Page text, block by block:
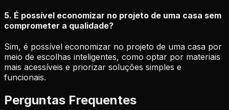
5. É possível economizar no projeto de uma casa sem
comprometer a qualidade?
Sim, é possível economizar no projeto de uma casa por
meio de escolhas inteligentes, como optar por materiais
mais acessíveis e priorizar soluções simples e
funcionais.
Perguntas Frequentes